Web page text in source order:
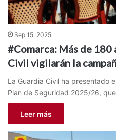
Sep 15, 2025
#Comarca: Más de 180
Civil vigilarán la
La Guardia Civil ha presentado
Plan de Seguridad 2025/26,
Leer más